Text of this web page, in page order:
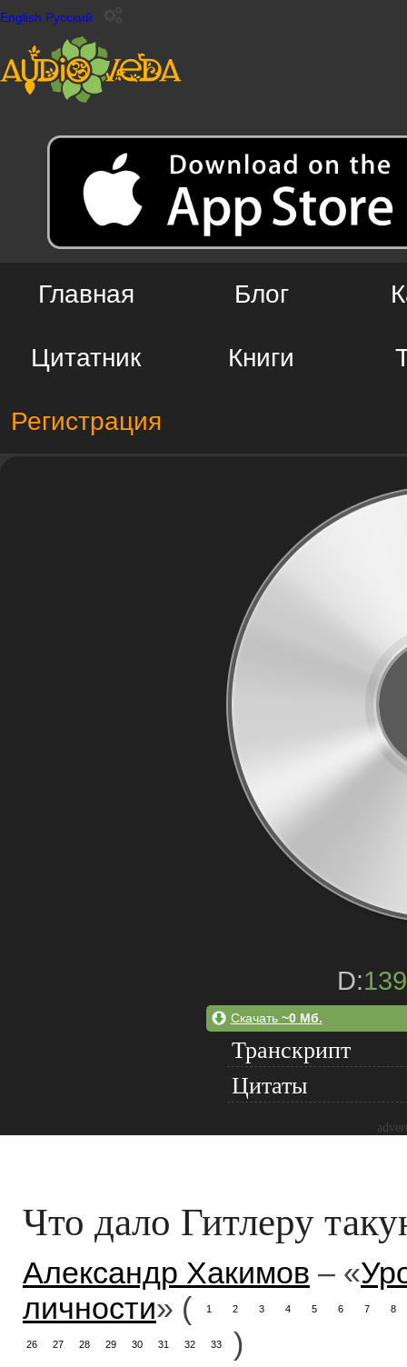
English Русский
Главная Блог
Цитатник Книги
Регистрация
D:
Скачать ~0 Мб.
Транскрипт
Цитаты
Что дало Гитлеру
Александр Хакимов – «
личности» ( 1 2 3 4 5 6 7 8
26 27 28 29 30 31 32 33
)